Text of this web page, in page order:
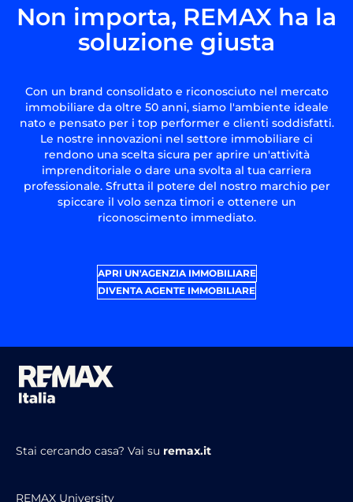
Non importa, REMAX ha la
soluzione giusta
Con un brand consolidato e riconosciuto nel mercato
immobiliare da oltre 50 anni, siamo l'ambiente ideale
nato e pensato per i top performer e clienti soddisfatti.
Le nostre innovazioni nel settore immobiliare ci
rendono una scelta sicura per aprire un'attività
imprenditoriale o dare una svolta al tua carriera
professionale. Sfrutta il potere del nostro marchio per
spiccare il volo senza timori e ottenere un
riconoscimento immediato.
APRI UN'AGENZIA IMMOBILIARE
DIVENTA AGENTE IMMOBILIARE
Stai cercando casa? Vai su remax.it
REMAX University